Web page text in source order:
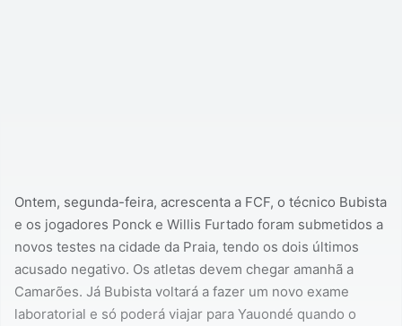
Ontem, segunda-feira, acrescenta a FCF, o técnico Bubista
e os jogadores Ponck e Willis Furtado foram submetidos a
novos testes na cidade da Praia, tendo os dois últimos
acusado negativo. Os atletas devem chegar amanhã a
Camarões. Já Bubista voltará a fazer um novo exame
laboratorial e só poderá viajar para Yauondé quando o